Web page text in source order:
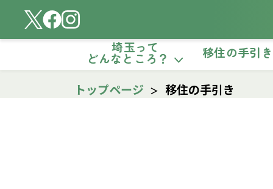
埼玉って
どんなところ？ 移住の手引き
トップページ 移住の手引き